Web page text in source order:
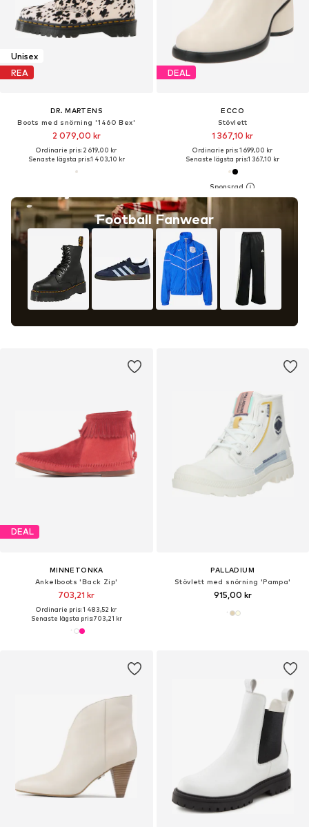
Unisex
REA
DR. MARTENS
Boots med snörning '1460 Bex'
2 079,00 kr
Ordinarie pris: 2 619,00 kr
Senaste lägsta pris:1 403,10 kr
Football Fanwear
DEAL
ECCO
Stövlett
1 367,10 kr
Ordinarie pris: 1 699,00 kr
Senaste lägsta pris:1 367,10 kr
DEAL
MINNETONKA
Ankelboots 'Back Zip'
703,21 kr
Ordinarie pris: 1 483,52 kr
Senaste lägsta pris:703,21 kr
PALLADIUM
Stövlett med snörning 'Pampa'
915,00 kr